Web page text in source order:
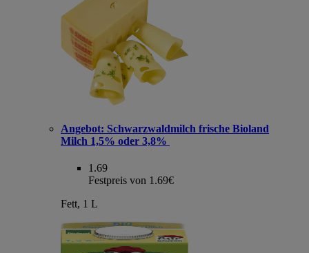
Angebot: Schwarzwaldmilch frische Bioland
Milch 1,5% oder 3,8%
1.69
Festpreis von 1.69€
Fett, 1 L